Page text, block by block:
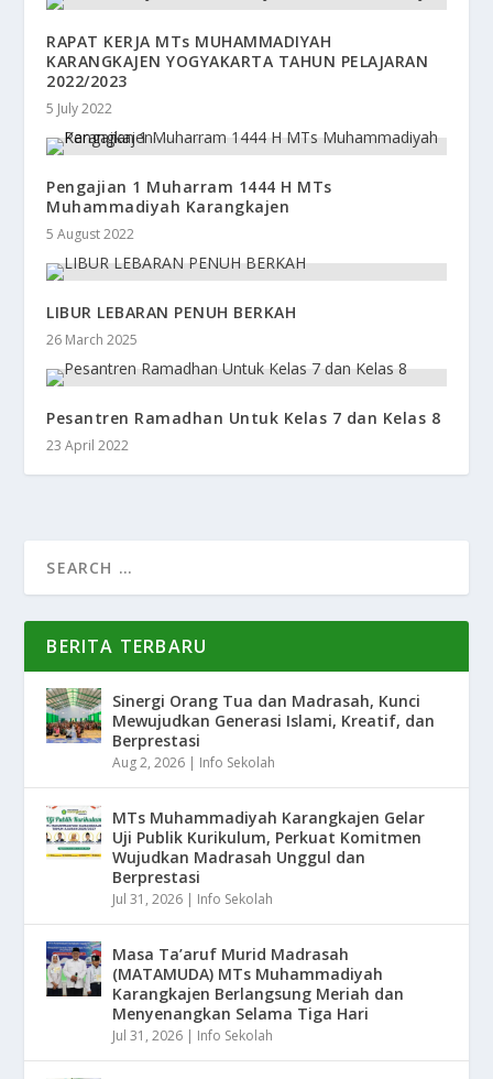
RAPAT KERJA MTs MUHAMMADIYAH
KARANGKAJEN YOGYAKARTA TAHUN PELAJARAN
2022/2023
5 July 2022
Pengajian 1 Muharram 1444 H MTs
Muhammadiyah Karangkajen
5 August 2022
LIBUR LEBARAN PENUH BERKAH
26 March 2025
Pesantren Ramadhan Untuk Kelas 7 dan Kelas 8
23 April 2022
BERITA TERBARU
Sinergi Orang Tua dan Madrasah, Kunci
Mewujudkan Generasi Islami, Kreatif, dan
Berprestasi
Aug 2, 2026 | Info Sekolah
MTs Muhammadiyah Karangkajen Gelar
Uji Publik Kurikulum, Perkuat Komitmen
Wujudkan Madrasah Unggul dan
Berprestasi
Jul 31, 2026 | Info Sekolah
Masa Ta’aruf Murid Madrasah
(MATAMUDA) MTs Muhammadiyah
Karangkajen Berlangsung Meriah dan
Menyenangkan Selama Tiga Hari
Jul 31, 2026 | Info Sekolah